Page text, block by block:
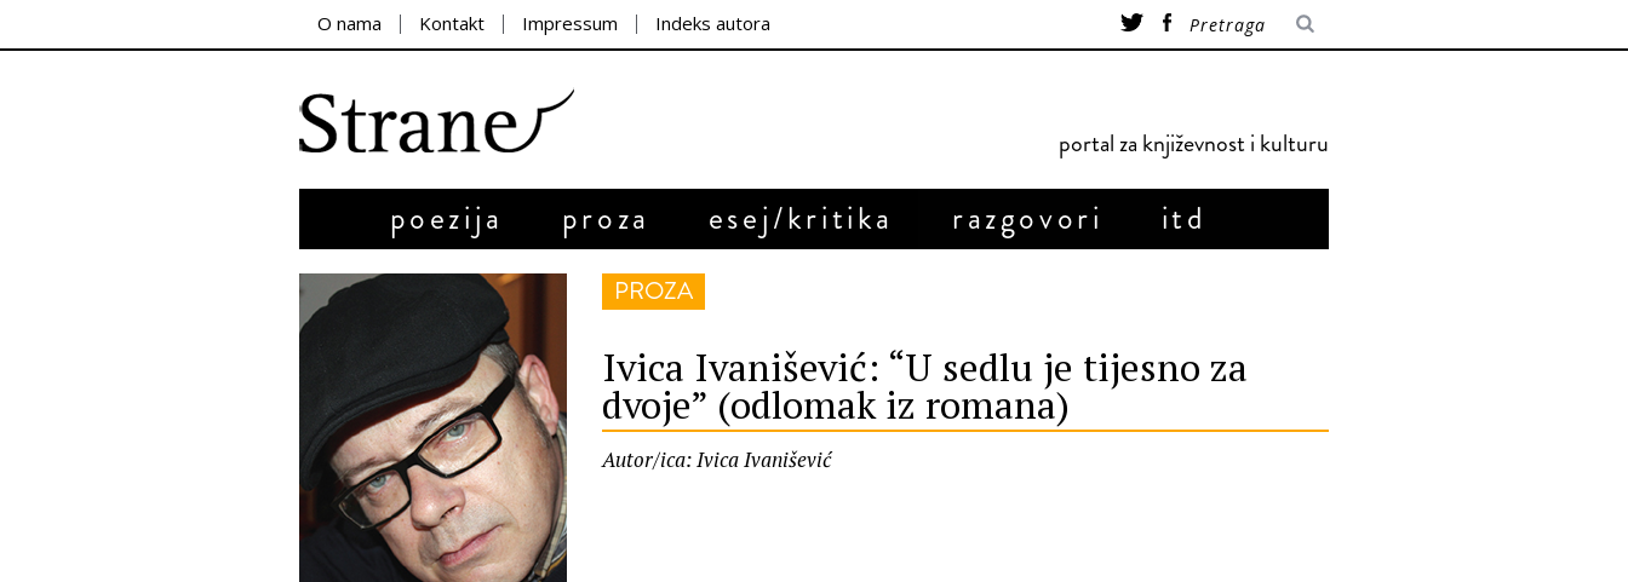
O nama Kontakt Impressum Indeks autora
portal za književnost i kulturu
poezija proza esej/kritika razgovori itd
PROZA
Ivica Ivanišević: “U sedlu je tijesno za
dvoje” (odlomak iz romana)
Autor/ica: Ivica Ivanišević